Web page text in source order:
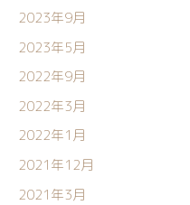
2023年9月
2023年5月
2022年9月
2022年3月
2022年1月
2021年12月
2021年3月